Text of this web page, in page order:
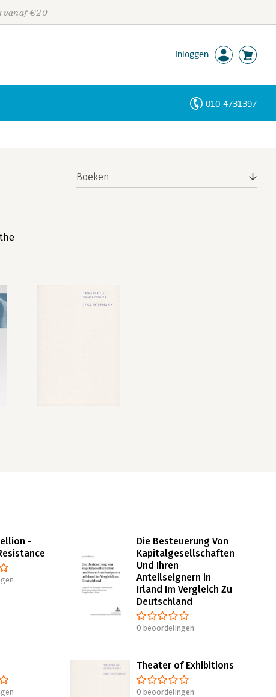
vanaf €20
Inloggen
010-4731397
Boeken
-
Die Besteuerung Von
Kapitalgesellschaften
Und Ihren
Anteilseignern in
Irland Im Vergleich Zu
Deutschland
0 beoordelingen
Theater of Exhibitions
0 beoordelingen
Personen